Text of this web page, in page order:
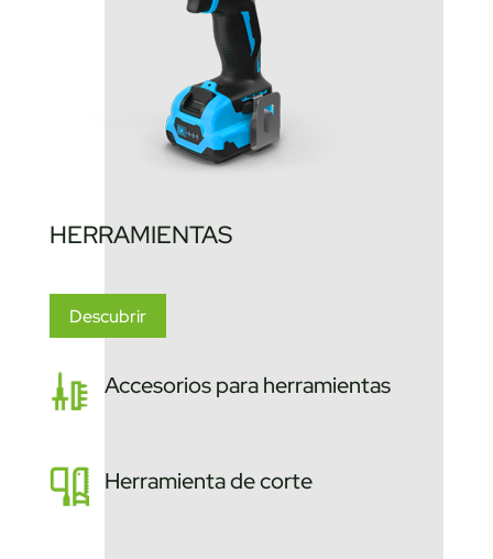
HERRAMIENTAS
Descubrir
Accesorios para herramientas
Herramienta de corte